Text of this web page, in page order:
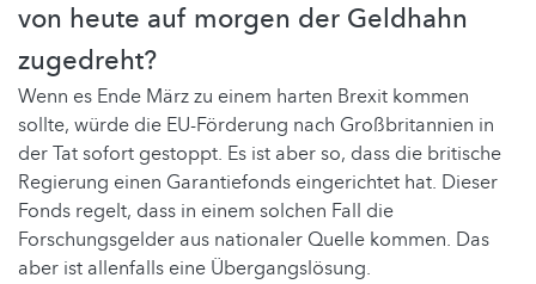
von heute auf morgen der Geldhahn
zugedreht?
Wenn es Ende März zu einem harten Brexit kommen
sollte, würde die EU-Förderung nach Großbritannien in
der Tat sofort gestoppt. Es ist aber so, dass die britische
Regierung einen Garantiefonds eingerichtet hat. Dieser
Fonds regelt, dass in einem solchen Fall die
Forschungsgelder aus nationaler Quelle kommen. Das
aber ist allenfalls eine Übergangslösung.